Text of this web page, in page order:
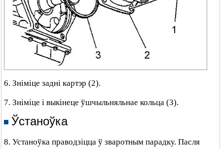
6. Зніміце задні картэр (2).
7. Зніміце і выкінеце ўшчыльняльнае кольца (3).
Ўстаноўка
8. Устаноўка праводзіцца ў зваротным парадку. Пасля